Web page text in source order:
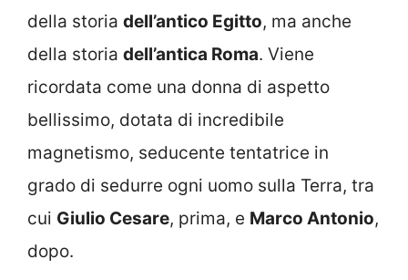
della storia dell’antico Egitto, ma anche
della storia dell’antica Roma. Viene
ricordata come una donna di aspetto
bellissimo, dotata di incredibile
magnetismo, seducente tentatrice in
grado di sedurre ogni uomo sulla Terra, tra
cui Giulio Cesare, prima, e Marco Antonio,
dopo.